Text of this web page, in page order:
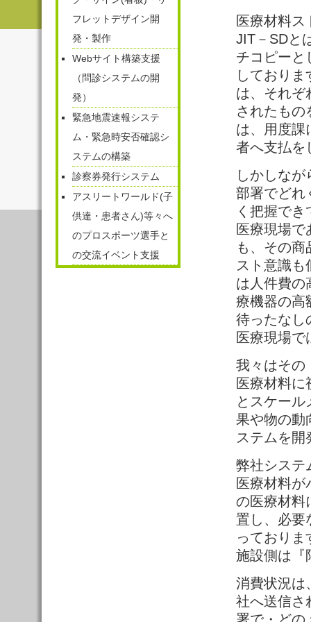
フレットデザイン開
発・製作
Webサイト構築支援
（問診システムの開
発）
緊急地震速報システ
ム・緊急時安否確認シ
ステムの構築
診察券発行システム
アスリートワールド(子
供達・患者さん)等々へ
のプロスポーツ選手と
の交流イベント支援
医療材料
JIT－SDと
チコピーと
しており
は、それぞ
されたもの
は、用度課
者へ支払を
しかしな
部署でどれ
く把握で
医療現場で
も、その商
スト意識も
は人件費の
療機器の高
待ったなし
医療現場で
我々はその
医療材料に
とスケー
果や物の動
ステムを開
弊社システ
医療材料
の医療材料
置し、必要
っており
施設側は『
消費状況は
社へ送信さ